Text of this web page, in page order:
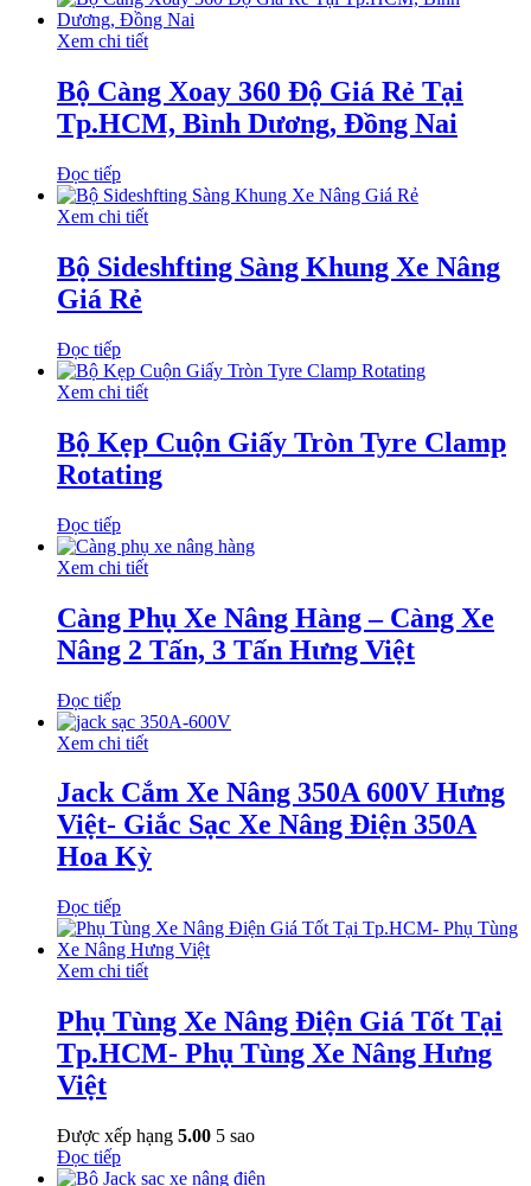
Xem chi tiết
Bộ Càng Xoay 360 Độ Giá Rẻ Tại
Tp.HCM, Bình Dương, Đồng Nai
Đọc tiếp
Xem chi tiết
Bộ Sideshfting Sàng Khung Xe Nâng
Giá Rẻ
Đọc tiếp
Xem chi tiết
Bộ Kẹp Cuộn Giấy Tròn Tyre Clamp
Rotating
Đọc tiếp
Xem chi tiết
Càng Phụ Xe Nâng Hàng – Càng Xe
Nâng 2 Tấn, 3 Tấn Hưng Việt
Đọc tiếp
Xem chi tiết
Jack Cắm Xe Nâng 350A 600V Hưng
Việt- Giắc Sạc Xe Nâng Điện 350A
Hoa Kỳ
Đọc tiếp
Xem chi tiết
Phụ Tùng Xe Nâng Điện Giá Tốt Tại
Tp.HCM- Phụ Tùng Xe Nâng Hưng
Việt
Được xếp hạng 5.00 5 sao
Đọc tiếp